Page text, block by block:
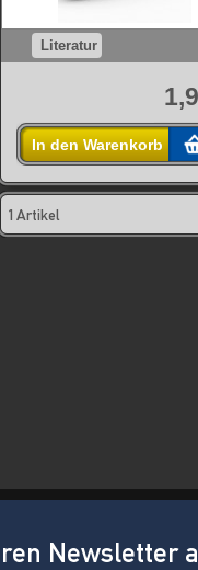
Literatur
In den Warenkorb
1 Artikel
Newsletter